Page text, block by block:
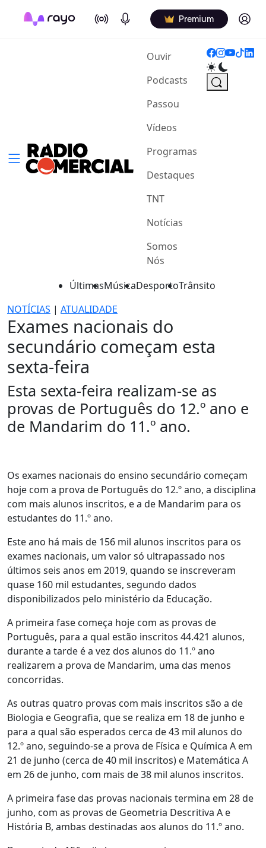
On Air Podcasts Premium Log in
Ouvir(current)
Podcasts
Passou
Vídeos
Programas
Destaques
TNT
Notícias
Somos
Nós
ÚltimasMúsicaDesportoTrânsito
NOTÍCIAS | ATUALIDADE
Exames nacionais do
secundário começam esta
sexta-feira
Esta sexta-feira realizam-se as
provas de Português do 12.º ano e
de Mandarim do 11.º ano.
Os exames nacionais do ensino secundário começam
hoje com a prova de Português do 12.º ano, a disciplina
com mais alunos inscritos, e a de Mandarim para os
estudantes do 11.º ano.
Este ano há mais de 156 mil alunos inscritos para os
exames nacionais, um valor só ultrapassado nos
últimos seis anos em 2019, quando se inscreveram
quase 160 mil estudantes, segundo dados
disponibilizados pelo ministério da Educação.
A primeira fase começa hoje com as provas de
Português, para a qual estão inscritos 44.421 alunos,
durante a tarde é a vez dos alunos do 11.º ano
realizarem a prova de Mandarim, uma das menos
concorridas.
As outras quatro provas com mais inscritos são a de
Biologia e Geografia, que se realiza em 18 de junho e
para a qual são esperados cerca de 43 mil alunos do
12.º ano, seguindo-se a prova de Física e Química A em
21 de junho (cerca de 40 mil inscritos) e Matemática A
em 26 de junho, com mais de 38 mil alunos inscritos.
A primeira fase das provas nacionais termina em 28 de
junho, com as provas de Geometria Descritiva A e
História B, ambas destinadas aos alunos do 11.º ano.